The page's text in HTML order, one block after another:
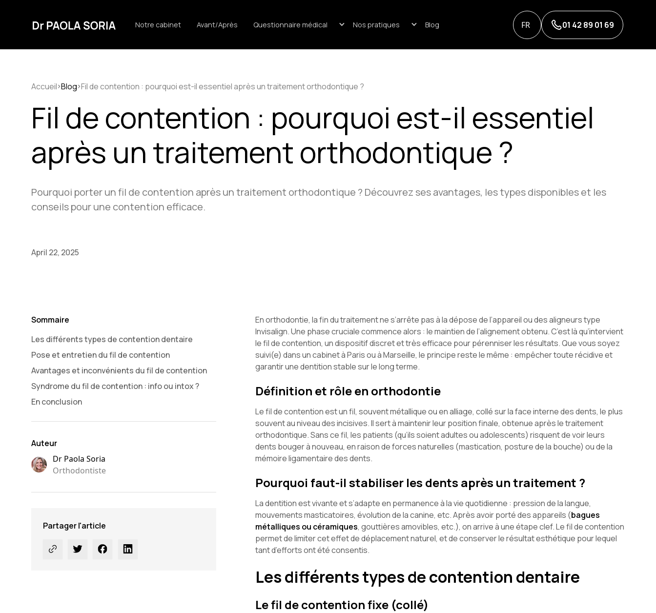
Notre cabinet Avant/Après Questionnaire médical Nos pratiques Blog FR 01 42 89 01 69
Accueil Blog Fil de contention : pourquoi est-il essentiel après un traitement orthodontique ?
Fil de contention : pourquoi est-il essentiel
après un traitement orthodontique ?
Pourquoi porter un fil de contention après un traitement orthodontique ? Découvrez ses avantages, les types disponibles et les
conseils pour une contention efficace.
April 22, 2025
Sommaire
Les différents types de contention dentaire
Pose et entretien du fil de contention
Avantages et inconvénients du fil de contention
Syndrome du fil de contention : info ou intox ?
En conclusion
Auteur
Dr Paola Soria
Orthodontiste
Partager l'article
En orthodontie, la fin du traitement ne s’arrête pas à la dépose de l’appareil ou des aligneurs type
Invisalign. Une phase cruciale commence alors : le maintien de l’alignement obtenu. C’est là qu’intervient
le fil de contention, un dispositif discret et très efficace pour pérenniser les résultats. Que vous soyez
suivi(e) dans un cabinet à Paris ou à Marseille, le principe reste le même : empêcher toute récidive et
garantir une dentition stable sur le long terme.
Définition et rôle en orthodontie
Le fil de contention est un fil, souvent métallique ou en alliage, collé sur la face interne des dents, le plus
souvent au niveau des incisives. Il sert à maintenir leur position finale, obtenue après le traitement
orthodontique. Sans ce fil, les patients (qu’ils soient adultes ou adolescents) risquent de voir leurs
dents bouger à nouveau, en raison de forces naturelles (mastication, posture de la bouche) ou de la
mémoire ligamentaire des dents.
Pourquoi faut-il stabiliser les dents après un traitement ?
La dentition est vivante et s’adapte en permanence à la vie quotidienne : pression de la langue,
mouvements masticatoires, évolution de la canine, etc. Après avoir porté des appareils (bagues
métalliques ou céramiques, gouttières amovibles, etc.), on arrive à une étape clef. Le fil de contention
permet de limiter cet effet de déplacement naturel, et de conserver le résultat esthétique pour lequel
tant d’efforts ont été consentis.
Les différents types de contention dentaire
Le fil de contention fixe (collé)